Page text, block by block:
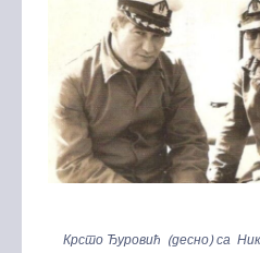
Крсто Ђуровић (десно) са